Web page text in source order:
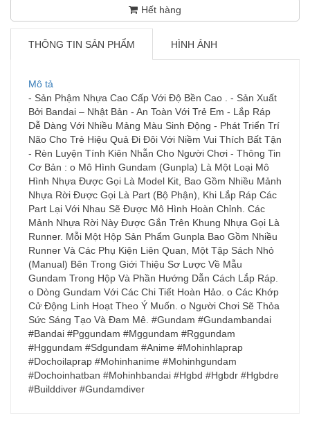
Hết hàng
THÔNG TIN SẢN PHẨM HÌNH ẢNH
Mô tả
- Sản Phậm Nhựa Cao Cấp Với Độ Bền Cao . - Sản Xuất
Bởi Bandai – Nhật Bản - An Toàn Với Trẻ Em - Lắp Ráp
Dễ Dàng Với Nhiều Mảng Màu Sinh Động - Phát Triển Trí
Não Cho Trẻ Hiệu Quả Đi Đôi Với Niềm Vui Thích Bất Tận
- Rèn Luyện Tính Kiên Nhẫn Cho Người Chơi - Thông Tin
Cơ Bản : o Mô Hình Gundam (Gunpla) Là Một Loại Mô
Hình Nhựa Được Gọi Là Model Kit, Bao Gồm Nhiều Mảnh
Nhựa Rời Được Gọi Là Part (Bộ Phận), Khi Lắp Ráp Các
Part Lại Với Nhau Sẽ Được Mô Hình Hoàn Chỉnh. Các
Mảnh Nhựa Rời Này Được Gắn Trên Khung Nhựa Gọi Là
Runner. Mỗi Một Hộp Sản Phẩm Gunpla Bao Gồm Nhiều
Runner Và Các Phụ Kiện Liên Quan, Một Tập Sách Nhỏ
(Manual) Bên Trong Giới Thiệu Sơ Lược Về Mẫu
Gundam Trong Hộp Và Phần Hướng Dẫn Cách Lắp Ráp.
o Dòng Gundam Với Các Chi Tiết Hoàn Hảo. o Các Khớp
Cử Động Linh Hoạt Theo Ý Muốn. o Người Chơi Sẽ Thỏa
Sức Sáng Tạo Và Đam Mê. #Gundam #Gundambandai
#Bandai #Pggundam #Mggundam #Rggundam
#Hggundam #Sdgundam #Anime #Mohinhlaprap
#Dochoilaprap #Mohinhanime #Mohinhgundam
#Dochoinhatban #Mohinhbandai #Hgbd #Hgbdr #Hgbdre
#Builddiver #Gundamdiver